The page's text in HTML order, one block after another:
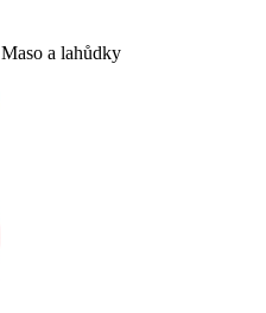
Maso a lahůdky